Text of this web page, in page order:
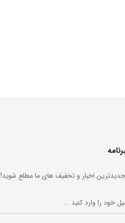
اخبار و تخفیف های ما مطلع شوید!